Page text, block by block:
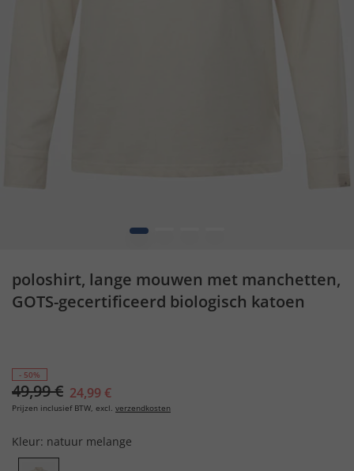
1
poloshirt, lange mouwen met manchetten,
GOTS-gecertificeerd biologisch katoen
- 50%
49,99 € 24,99 €
Prijzen inclusief BTW, excl. verzendkosten
Kleur: natuur melange